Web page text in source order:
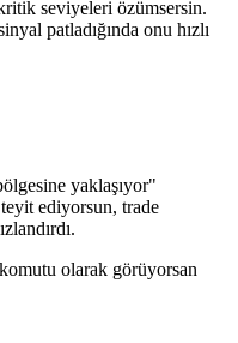
seviyeleri özümsersin.
patladığında onu hızlı
yaklaşıyor"
ediyorsun, trade
olarak görüyorsan